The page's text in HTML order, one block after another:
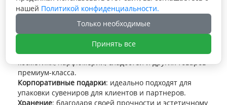
Применение магнитных
коробок
Подарочная упаковка: для ювелирных изделий,
косметики, парфюмерии, сладостей и других товаров
премиум-класса.
Корпоративные подарки: идеально подходят для
упаковки сувениров для клиентов и партнеров.
Хранение: благодаря своей прочности и эстетичному
нашей Политикой конфиденциальности.
Только необходимые
Принять все